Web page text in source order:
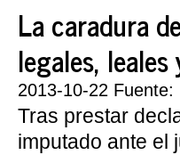
La caradura
legales,
2013-10-22
Tras prestar
imputado ante el